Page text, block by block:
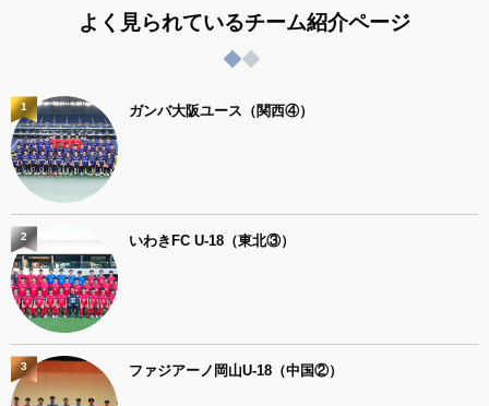
よく見られているチーム紹介ページ
ガンバ大阪ユース（関西④）
1
いわきFC U-18（東北③）
2
ファジアーノ岡山U-18（中国②）
3